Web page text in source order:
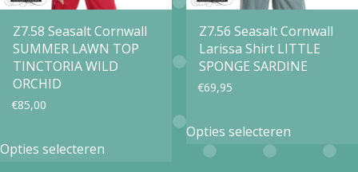
Z7.58 Seasalt Cornwall
SUMMER LAWN TOP
TINCTORIA WILD
ORCHID
€85,00
Opties selecteren
Z7.56 Seasalt Cornwall
Larissa Shirt LITTLE
SPONGE SARDINE
€69,95
Opties selecteren
product